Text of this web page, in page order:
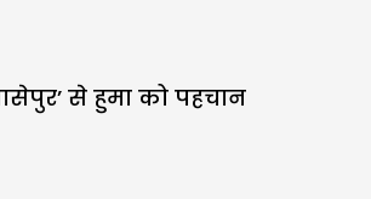
से हुमा को पहचान